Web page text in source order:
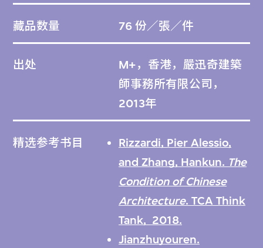
M+請嚴迅奇選出可展現其國際建築師地位，
以及他對香港建築環境所作貢獻的項目，並邀
對方捐出所有與這些項目相關的檔案資料。嚴
迅奇捐出的資料主要為項目的早期概念草圖，
其建築事務所則保留了其他相對較完整的繪圖
和技術平面圖。
未有納入M+館藏的檔案，由嚴迅奇建築師事
務所有限公司保存在其香港的辦公室裏。
藏品数量 76 份／張／件
出处
M+，香港，嚴迅奇建築
師事務所有限公司，
2013年
精选参考书目
Rizzardi, Pier Alessio,
and Zhang, Hankun. The
Condition of Chinese
Architecture. TCA Think
Tank, 2018.
Jianzhuyouren.